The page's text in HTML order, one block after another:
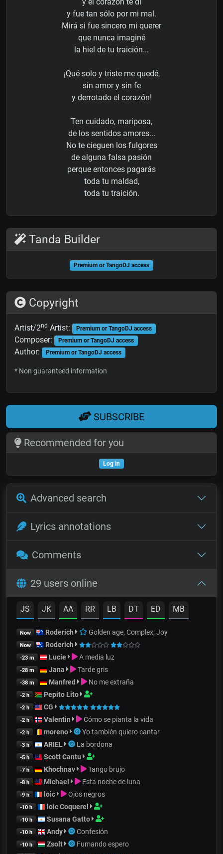
y el corazón te di
y fue tan sólo por mi mal.
Mirá si fue sincero mi querer
que nunca imaginé
la hiel de tu traición...
¡Qué solo y triste me quedé,
sin amor y sin fe
y derrotado el corazón!
Ten cuidado, mariposa,
de los sentidos amores...
No te cieguen los fulgores
de alguna falsa pasión
perque entonces pagarás
toda tu maldad,
toda tu traición.
Tanda Builder
Premium or TangoDJ access
Copyright
Artist/2nd Artist: Premium or TangoDJ access
Composer: Premium or TangoDJ access
Author: Premium or TangoDJ access
* Non guaranteed information
SUBSCRIBE
Recommended for you
Log in
Advanced search
Lyrics annotations
Comments
29 users online
JS JK AA RR LB DT ED MB
Now Roderich Golden age, Complex, Joy
Now Roderich
-23 m Lucie A media luz
-28 m Jana Tarde gris
-38 m Manfred No me extraña
-2 h Pepito Lito
-2 h CG
-2 h Valentin Cómo se pianta la vida
-2 h moreno Yo también quiero cantar
-3 h ARIEL La bordona
-5 h Scott Cantu
-7 h Khochnav Tango brujo
-8 h Michael Esta noche de luna
-9 h loic Ojos negros
-10 h loic Coquerel
-10 h Susana Gatto
-10 h Andy Confesión
-10 h Zsolt Fumando espero